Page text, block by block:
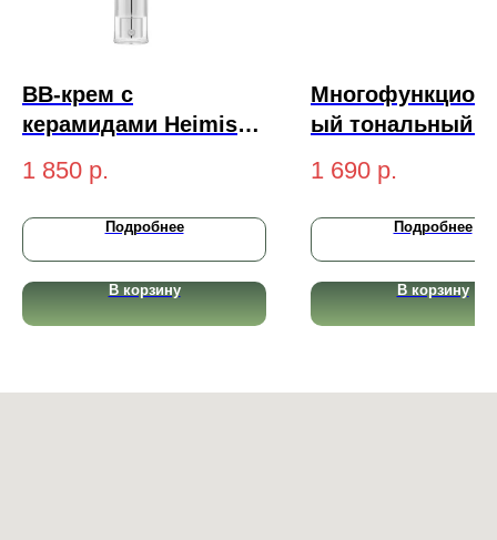
BB-крем с
керамидами Heimish
Cream SPF 30 PA++
#25N Medium 30гр
1 850 р.
Подробнее
В корзину
ый тональный
Re:cover 3-in-1
CCC Cream
PA+++ Light
1 690 р.
Подробнее
В корзину